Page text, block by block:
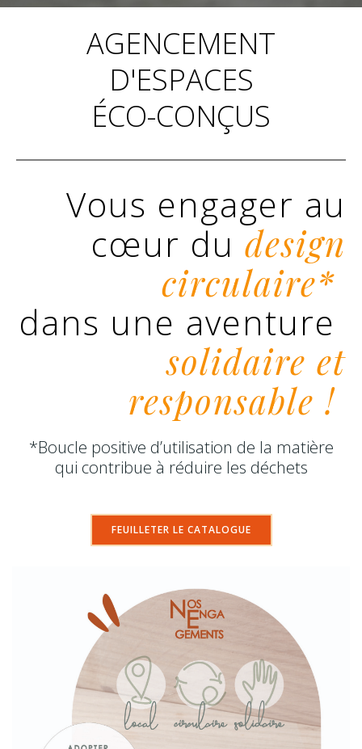
AGENCEMENT
D'ESPACES
ÉCO-CONÇUS
Vous engager au
cœur du design
circulaire*
dans une aventure
solidaire et
responsable !
*Boucle positive d’utilisation de la matière
qui contribue à réduire les déchets
FEUILLETER LE CATALOGUE